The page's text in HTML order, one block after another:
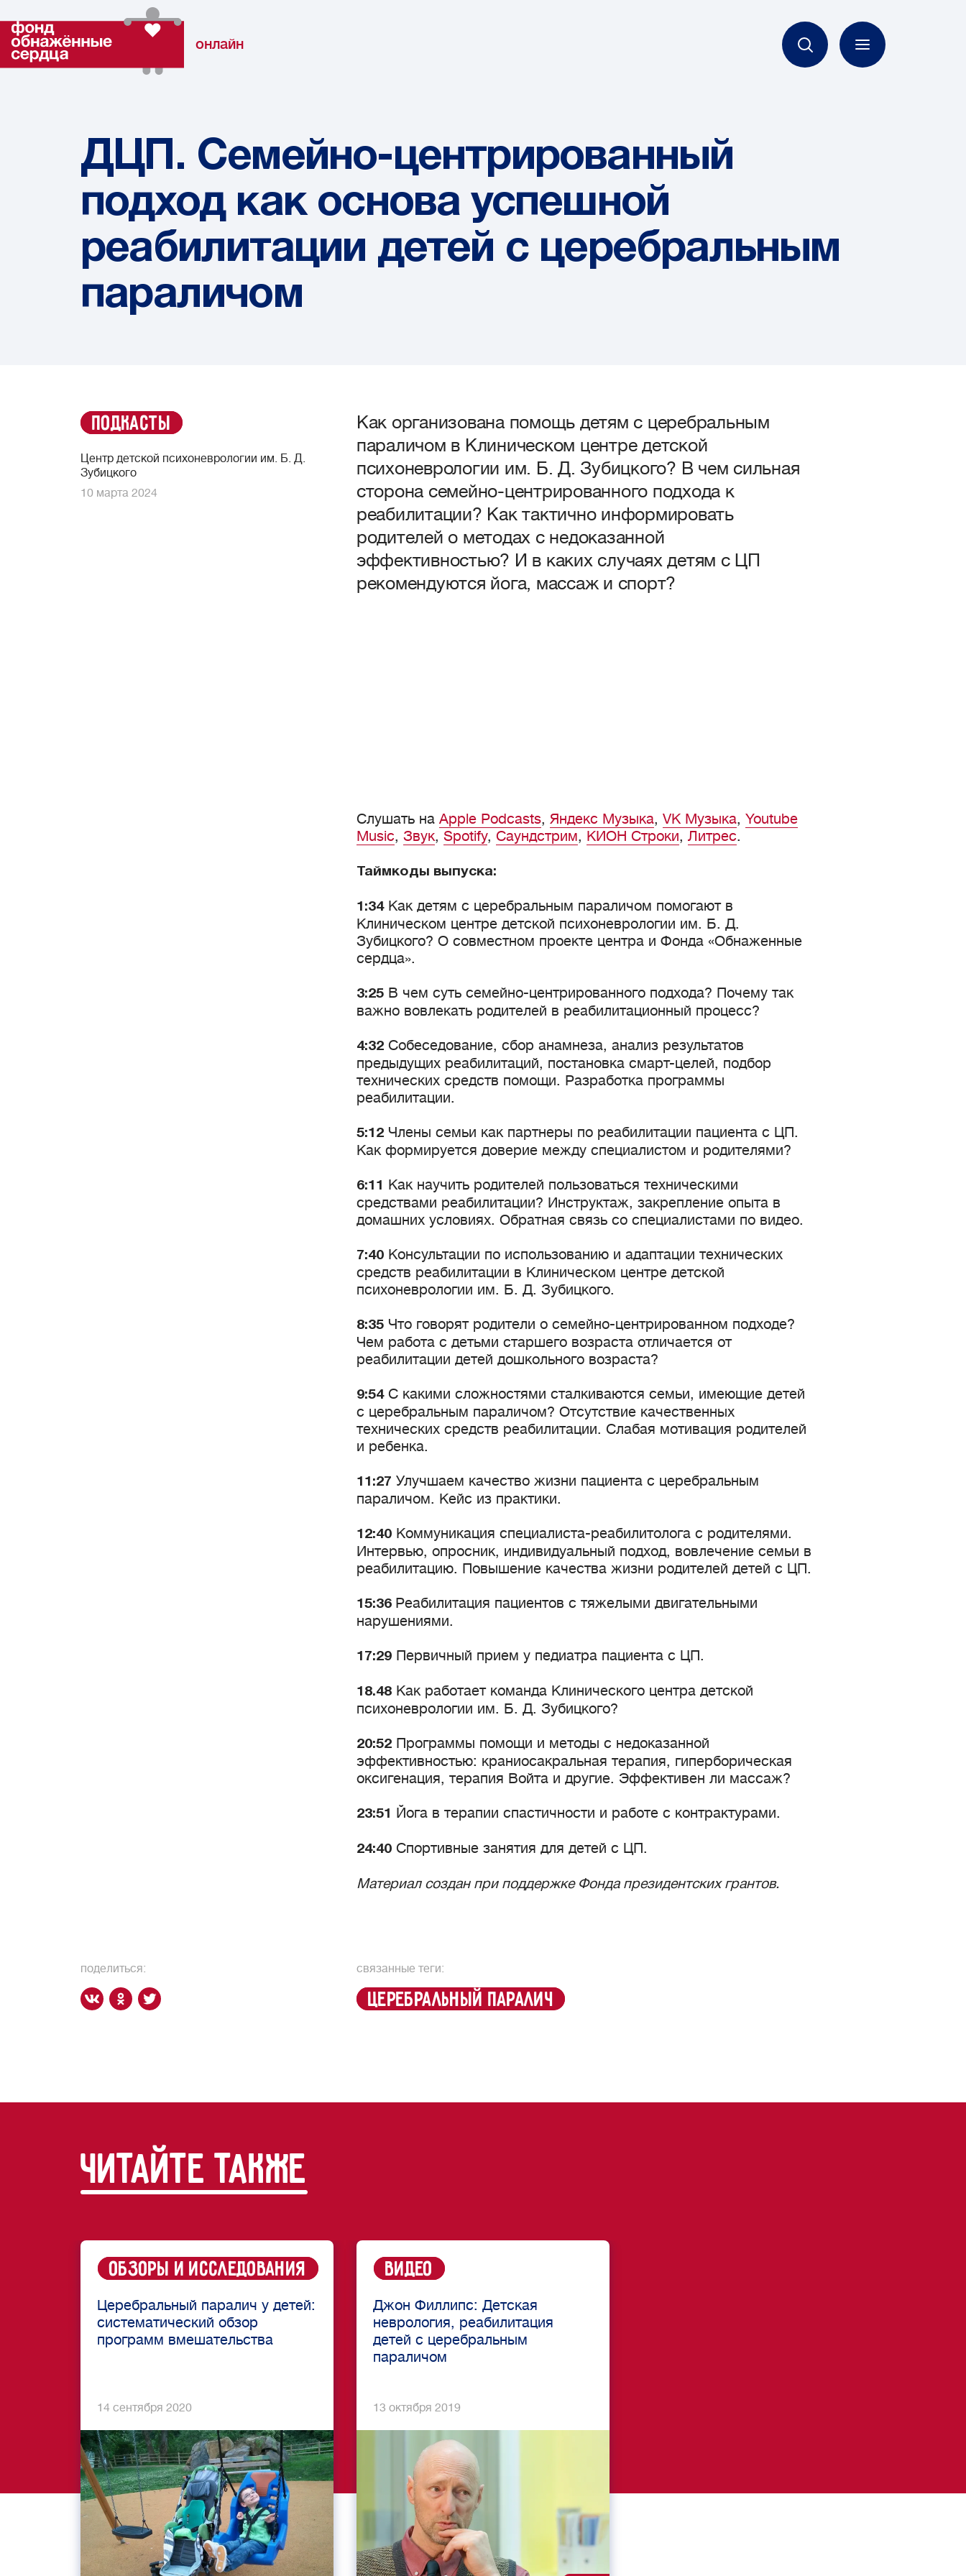
онлайн
ДЦП. Семейно-центрированный
подход как основа успешной
реабилитации детей с церебральным
параличом
Подкасты
Центр детской психоневрологии им. Б. Д.
Зубицкого
10 марта 2024
Как организована помощь детям с церебральным
параличом в Клиническом центре детской
психоневрологии им. Б. Д. Зубицкого? В чем сильная
сторона семейно-центрированного подхода к
реабилитации? Как тактично информировать
родителей о методах с недоказанной
эффективностью? И в каких случаях детям с ЦП
рекомендуются йога, массаж и спорт?
Слушать на Apple Podcasts, Яндекс Музыка, VK Музыка, Youtube
Music, Звук, Spotify, Саундстрим, КИОН Строки, Литрес.
Таймкоды выпуска:
1:34Как детям с церебральным параличом помогают в
Клиническом центре детской психоневрологии им. Б. Д.
Зубицкого? О совместном проекте центра и Фонда «Обнаженные
сердца».
3:25 В чем суть семейно-центрированного подхода? Почему так
важно вовлекать родителей в реабилитационный процесс?
4:32 Собеседование, сбор анамнеза, анализ результатов
предыдущих реабилитаций, постановка смарт-целей, подбор
технических средств помощи. Разработка программы
реабилитации.
5:12 Члены семьи как партнеры по реабилитации пациента с ЦП.
Как формируется доверие между специалистом и родителями?
6:11
Как научить родителей пользоваться техническими
средствами реабилитации? Инструктаж, закрепление опыта в
домашних условиях. Обратная связь со специалистами по видео.
7:40 Консультации по использованию и адаптации технических
средств реабилитации в Клиническом центре детской
психоневрологии им. Б. Д. Зубицкого.
8:35 Что говорят родители о семейно-центрированном подходе?
Чем работа с детьми старшего возраста отличается от
реабилитации детей дошкольного возраста?
9:54С какими сложностями сталкиваются семьи, имеющие детей
с церебральным параличом? Отсутствие качественных
технических средств реабилитации. Слабая мотивация родителей
и ребенка.
11:27 Улучшаем качество жизни пациента с церебральным
параличом. Кейс из практики.
12:40 Коммуникация специалиста-реабилитолога с родителями.
Интервью, опросник, индивидуальный подход, вовлечение семьи в
реабилитацию. Повышение качества жизни родителей детей с ЦП.
15:36 Реабилитация пациентов с тяжелыми двигательными
нарушениями.
17:29 Первичный прием у педиатра пациента с ЦП.
18.48 Как работает команда Клинического центра детской
психоневрологии им. Б. Д. Зубицкого?
20:52 Программы помощи и методы с недоказанной
эффективностью: краниосакральная терапия, гиперборическая
оксигенация, терапия Войта и другие. Эффективен ли массаж?
23:51 Йога в терапии спастичности и работе с контрактурами.
24:40 Спортивные занятия для детей с ЦП.
Материал создан при поддержке Фонда президентских грантов.
поделиться: связанные теги:
церебральный паралич
читайте также
Обзоры и исследования
Церебральный паралич у детей:
систематический обзор
программ вмешательства
14 сентября 2020
Видео
Джон Филлипс: Детская
неврология, реабилитация
детей с церебральным
параличом
13 октября 2019